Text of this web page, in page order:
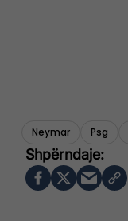
Neymar Psg